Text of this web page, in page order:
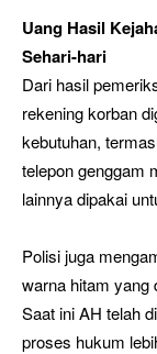
Uang Hasil
Sehari-hari
Dari hasil
rekening korban
kebutuhan,
telepon genggam
lainnya dipakai
Polisi juga
warna hitam yang
Saat ini AH telah
proses hukum